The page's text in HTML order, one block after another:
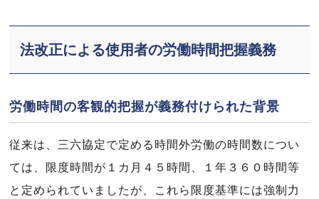
法改正による使用者の労働時間把握義務
労働時間の客観的把握が義務付けられた背景
従来は、三六協定で定める時間外労働の時間数につい
ては、限度時間が１カ月４５時間、１年３６０時間等
と定められていましたが、これら限度基準には強制力